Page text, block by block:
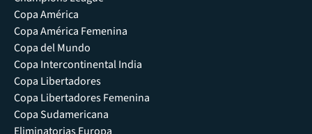
Copa América
Copa América Femenina
Copa del Mundo
Copa Intercontinental India
Copa Libertadores
Copa Libertadores Femenina
Copa Sudamericana